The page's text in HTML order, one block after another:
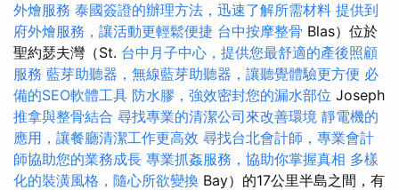
外燴服務 泰國簽證的辦理方法，迅速了解所需材料 提供到
府外燴服務，讓活動更輕鬆便捷 台中按摩整骨 Blas）位於
聖約瑟夫灣（St. 台中月子中心，提供您最舒適的產後照顧
服務 藍芽助聽器，無線藍芽助聽器，讓聽覺體驗更方便 必
備的SEO軟體工具 防水膠，強效密封您的漏水部位 Joseph
推拿與整骨結合 尋找專業的清潔公司來改善環境 靜電機的
應用，讓餐廳清潔工作更高效 尋找台北會計師，專業會計
師協助您的業務成長 專業抓姦服務，協助你掌握真相 多樣
化的裝潢風格，隨心所欲變換 Bay）的17公里半島之間，有